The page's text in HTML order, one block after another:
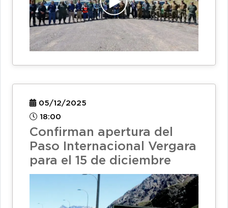
05/12/2025
18:00
Confirman apertura del
Paso Internacional Vergara
para el 15 de diciembre